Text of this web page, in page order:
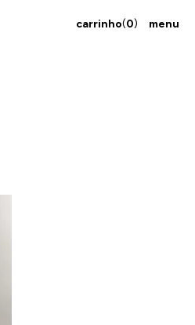
menu
carrinho(0)